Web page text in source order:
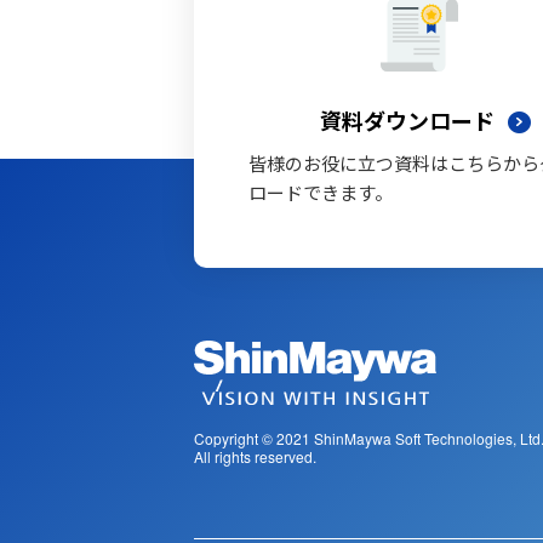
資料ダウンロード
皆様のお役に立つ資料はこちらか
ロードできます。
Copyright © 2021 ShinMaywa Soft Technologies, Ltd.
All rights reserved.